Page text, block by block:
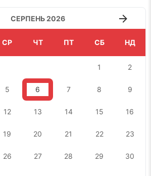
СЕРПЕНЬ 2026
СР ЧТ ПТ СБ НД
1 2
5 6 7 8 9
12 13 14 15 16
19 20 21 22 23
26 27 28 29 30